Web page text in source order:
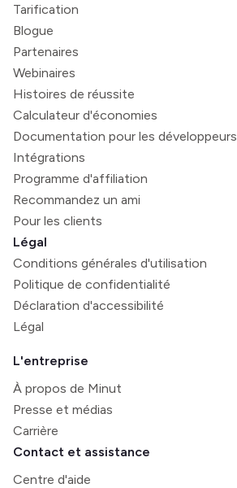
Tarification
Blogue
Partenaires
Webinaires
Histoires de réussite
Calculateur d'économies
Documentation pour les développeurs
Intégrations
Programme d'affiliation
Recommandez un ami
Pour les clients
Légal
Conditions générales d'utilisation
Politique de confidentialité
Déclaration d'accessibilité
Légal
L'entreprise
À propos de Minut
Presse et médias
Carrière
Contact et assistance
Centre d'aide